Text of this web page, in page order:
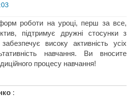
роботи на уроці, перш за все,
підтримує дружні стосунки з
високу активність усіх
навчання. Ви вносите
процесу навчання!
: